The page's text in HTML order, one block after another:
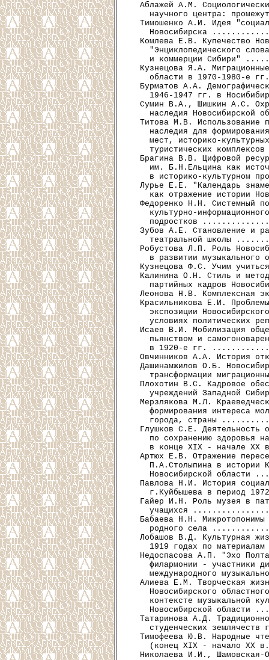
Аблажей А.М.
научного центра:
Тимошенко А.И. Идея
Новосибирска
Комлева Е.В. Купечество
"Энциклопедического
и коммерции Сибири"
Кузнецова Я.А.
области в 1970-1980-е
Бурматов А.А.
1946-1947 гг. в
Сумин В.А., Шишкин А.С.
наследия Новосибирской
Титова М.В. Использование
наследия для
мест, историко-
туристических
Брагина В.В. Цифровой
им. Б.Н.Ельцина как
в историко-культурном
Лурье Е.Е. "Календарь
как отражение истории
Федоренко Н.Н. Системный
культурно-
подростков
Зубов А.Е. Становление и
театральной школы
Робустова Л.П. Роль
в развитии музыкального
Кузнецова Ф.С. Учим
Калинина О.Н. Стиль и
партийных кадров
Леонова Н.В. Комплексная
Красильникова Е.И.
экспозиции
условиях политических
Исаев В.И. Мобилизация
пьянством и
в 1920-е гг.
Овчинников А.А. История
Дашинамжилов О.Б.
трансформации
Плохотин В.С. Кадровое
учреждений Западной
Мерзлякова М.Л.
формирования интереса
города, страны
Глушков С.Е. Деятельность
по сохранению здоровья
в конце XIX - начале ХХ
Артюх Е.В. Отражение
П.А.Столыпина в истории
Новосибирской области
Павлова Н.И. История
г.Куйбышева в период
Гайер И.Н. Роль музея в
учащихся
Бабаева Н.Н. Микротопонимы
родного села
Лобашов В.Д. Культурная
1919 годах по
Недоспасова А.П. "Эхо
филармонии - участники
международного
Алиева Е.М. Творческая
Новосибирского
контексте музыкальной
Новосибирской области
Татаринова А.Д.
студенческих землячеств
Тимофеева Ю.В. Народные
(конец XIX - начало XX
Николаева И.И.,